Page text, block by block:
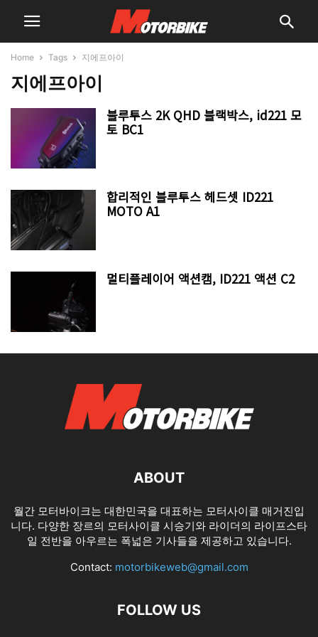
Home Tags 지에프아이
지에프아이
블루투스 2K QHD 블랙박스, id221 모
토 BC1
합리적인 블루투스 헤드셋 ID221
MOTO A1
멀티플레이어 액션캠, ID221 액션 C2
ABOUT
월간 모터바이크는 대한민국을 대표하는 모터사이클 매거진입
니다. 다양한 장르의 모터사이클 시승기와 라이더의 라이프스타
일 전반을 아우르는 폭넓은 기사들을 제공하고 있습니다.
Contact: motorbikeweb@gmail.com
FOLLOW US